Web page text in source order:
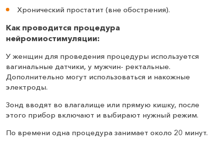
Хронический простатит (вне обострения).
Как проводится процедура
нейромиостимуляции:
У женщин для проведения процедуры используется
вагинальные датчики, у мужчин- ректальные.
Дополнительно могут использоваться и накожные
электроды.
Зонд вводят во влагалище или прямую кишку, после
этого прибор включают и выбирают нужный режим.
По времени одна процедура занимает около 20 минут.